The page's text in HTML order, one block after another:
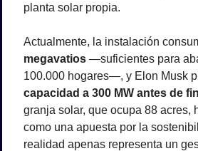
planta solar propia.
Actualmente, la instalación
megavatios —suficientes para
100.000 hogares—, y Elon Musk
capacidad a 300 MW antes de
granja solar, que ocupa 88 acres,
como una apuesta por la
realidad apenas representa un